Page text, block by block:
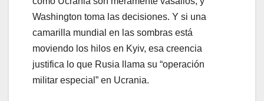
Washington toma las decisiones. Y si una
camarilla mundial en las sombras está
moviendo los hilos en Kyiv, esa creencia
justifica lo que Rusia llama su “operación
militar especial” en Ucrania.